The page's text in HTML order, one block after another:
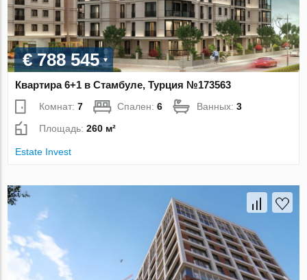
€ 788 545
Квартира 6+1 в Стамбуле, Турция №173563
Комнат:7 Спален:6 Ванных:3
Площадь:260 м²
Estate Invest